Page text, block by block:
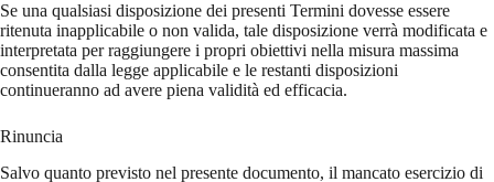
Se una qualsiasi disposizione dei presenti Termini dovesse essere
ritenuta inapplicabile o non valida, tale disposizione verrà modificata e
interpretata per raggiungere i propri obiettivi nella misura massima
consentita dalla legge applicabile e le restanti disposizioni
continueranno ad avere piena validità ed efficacia.
Rinuncia
Salvo quanto previsto nel presente documento, il mancato esercizio di